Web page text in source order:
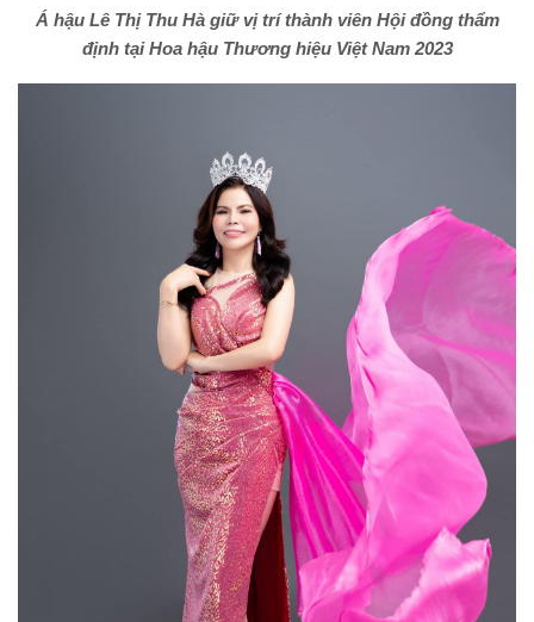
Á hậu Lê Thị Thu Hà giữ vị trí thành viên Hội đồng thẩm
định tại Hoa hậu Thương hiệu Việt Nam 2023